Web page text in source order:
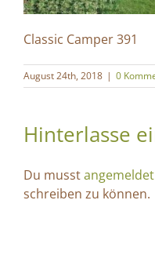
Classic Camper 391
August 24th, 2018 | 0
Hinterlasse
Du musstangemeldet
schreiben zu können.